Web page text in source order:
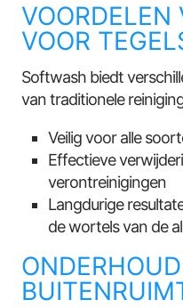
VOORDELEN
VOOR
Softwash biedt
van traditionele
Veilig voor alle
Effectieve
verontreinigingen
Langdurige
de wortels van de